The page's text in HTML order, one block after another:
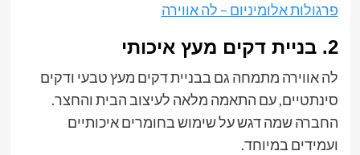
פרגולות אלומיניום – לה אווירה
2. בניית דקים מעץ איכותי
לה אווירה מתמחה גם בבניית דקים מעץ טבעי ודקים
סינתטיים, עם התאמה מלאה לעיצוב הבית והחצר.
החברה שמה דגש על שימוש בחומרים איכותיים
ועמידים במיוחד.